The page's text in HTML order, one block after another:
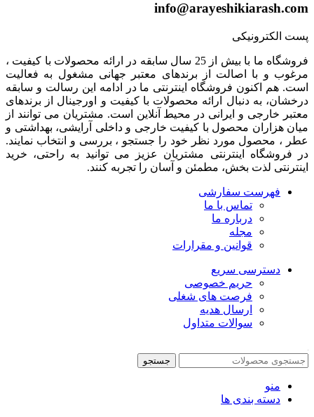
info@arayeshikiarash.com
پست الکترونیکی
فروشگاه ما با بیش از 25 سال سابقه در ارائه محصولات با کيفيت ،
مرغوب و با اصالت از برندهای معتبر جهانی مشغول به فعاليت
است. هم اکنون فروشگاه اینترنتی ما در ادامه اين رسالت و سابقه
درخشان، به دنبال ارائه محصولات با کيفيت و اورجينال از برندهای
معتبر خارجی و ايرانی در محيط آنلاين است. مشتريان می توانند از
ميان هزاران محصول با کيفيت خارجی و داخلی آرایشی، بهداشتی و
عطر ، محصول مورد نظر خود را جستجو ، بررسی و انتخاب نمايند.
در فروشگاه اینترنتی مشتريان عزیز می توانيد به راحتی، خرید
اینترنتی لذت بخش، مطمئن و آسان را تجربه کنند.
فهرست سفارشی
تماس با ما
درباره ما
مجله
قوانین و مقرارات
دسترسی سریع
حریم خصوصی
فرصت های شغلی
ارسال هدیه
سوالات متداول
جستجو
منو
دسته بندی ها